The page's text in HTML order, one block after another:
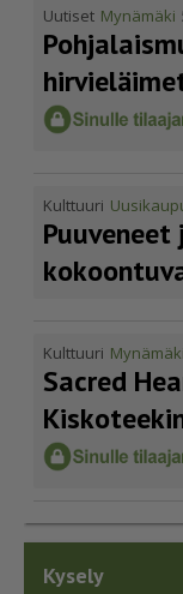
Uutiset Mynämäki
Kulttuuri
Kulttuuri Mynämäki
Sacred
Kysely